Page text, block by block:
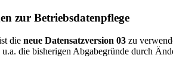
zur Betriebsdatenpflege
die neue Datensatzversion 03 zu
die bisherigen Abgabegründe durch